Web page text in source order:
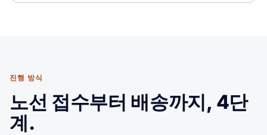
진행 방식
노선 접수부터 배송까지, 4단
계.